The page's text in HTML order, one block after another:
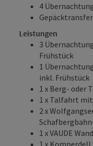
4
Leistungen
3
Frühstück
1
inkl. Frühstück
1 x Berg- oder
1 x Talfahrt
2 x
1 x VAUDE
1 x